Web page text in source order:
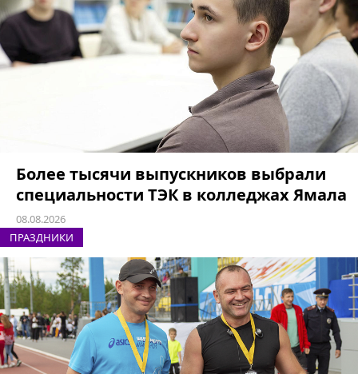
Более тысячи выпускников выбрали
специальности ТЭК в колледжах Ямала
08.08.2026
ПРАЗДНИКИ